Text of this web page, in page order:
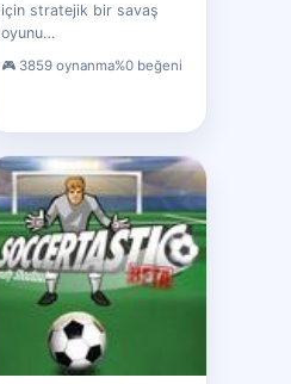
için stratejik bir savaş
oyunu…
3859 oynanma%0 beğeni